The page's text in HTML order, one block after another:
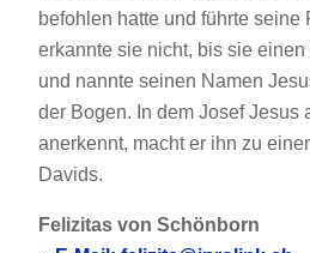
befohlen hatte und führte seine
erkannte sie nicht, bis sie
und nannte seinen Namen
der Bogen. In dem Josef Jesus
anerkennt, macht er ihn zu
Davids.
Felizitas von Schönborn